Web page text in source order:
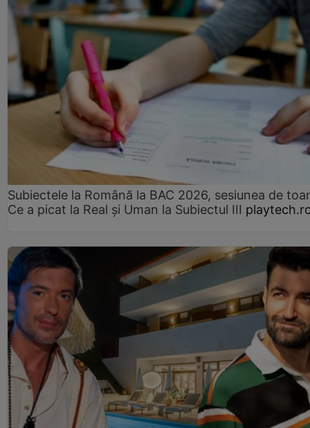
Subiectele la Română la BAC 2026, sesiunea de
Ce a picat la Real și Uman la Subiectul III